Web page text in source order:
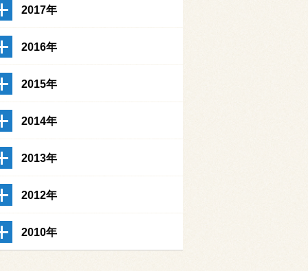
2017年
2016年
2015年
2014年
2013年
2012年
2010年